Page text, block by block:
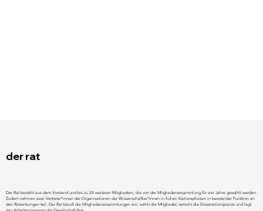
Der Rat besteht aus dem Vorstand und bis zu 24 weiteren Mitgliedern, die von der Mitgliederversammlung für vier Jahre gewählt werden.
Zudem nehmen zwei Vertreter*innen der Organisationen der Wissenschaftler*innen in frühen Karrierephasen in beratender Funktion an
den Ratssitzungen teil. Der Rat beruft die Mitgliederversammlungen ein, wählt die Mitglieder, verleiht die Dissertationspreise und legt
der rat